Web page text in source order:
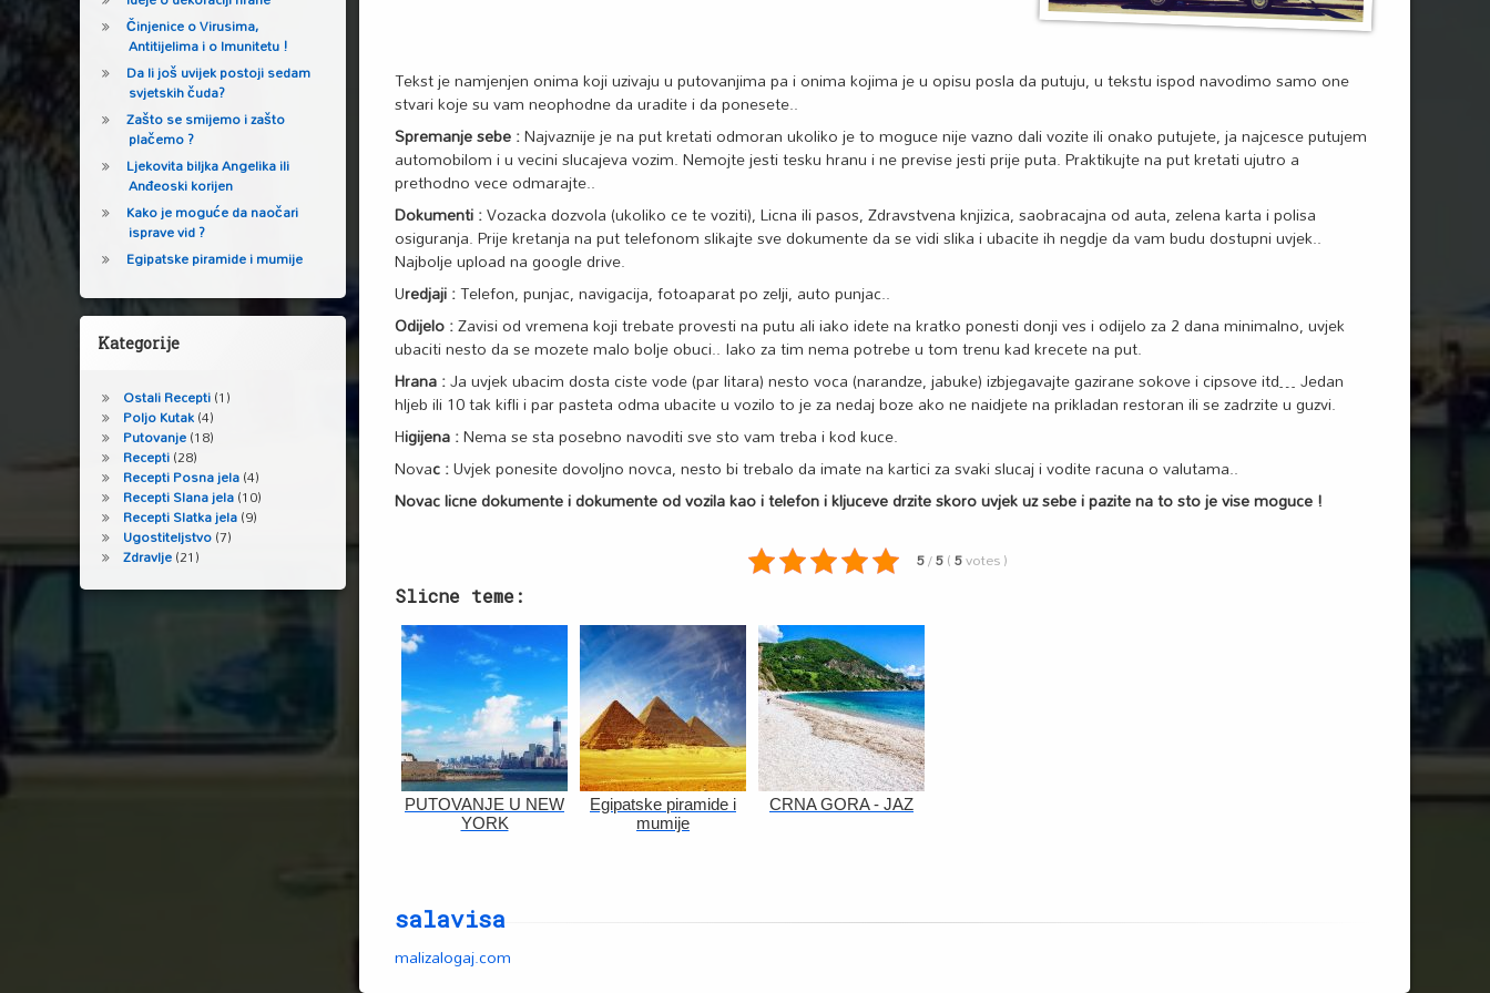
Tekst je namjenjen onima koji uzivaju u putovanjima pa i onima kojima je u opisu posla da putuju, u tekstu ispod navodimo samo one
stvari koje su vam neophodne da uradite i da ponesete..
Spremanje sebe :Najvaznije je na put kretati odmoran ukoliko je to moguce nije vazno dali vozite ili onako putujete, ja najcesce putujem
automobilom i u vecini slucajeva vozim. Nemojte jesti tesku hranu i ne previse jesti prije puta. Praktikujte na put kretati ujutro a
prethodno vece odmarajte..
Dokumenti :Vozacka dozvola (ukoliko ce te voziti), Licna ili pasos, Zdravstvena knjizica, saobracajna od auta, zelena karta i polisa
osiguranja. Prije kretanja na put telefonom slikajte sve dokumente da se vidi slika i ubacite ih negdje da vam budu dostupni uvjek..
Najbolje upload na google drive.
Uredjaji :Telefon, punjac, navigacija, fotoaparat po zelji, auto punjac..
Odijelo :Zavisi od vremena koji trebate provesti na putu ali iako idete na kratko ponesti donji ves i odijelo za 2 dana minimalno, uvjek
ubaciti nesto da se mozete malo bolje obuci.. Iako za tim nema potrebe u tom trenu kad krecete na put.
Hrana :Ja uvjek ubacim dosta ciste vode (par litara) nesto voca (narandze, jabuke) izbjegavajte gazirane sokove i cipsove itd… Jedan
hljeb ili 10 tak kifli i par pasteta odma ubacite u vozilo to je za nedaj boze ako ne naidjete na prikladan restoran ili se zadrzite u guzvi.
Higijena :Nema se sta posebno navoditi sve sto vam treba i kod kuce.
Novac :Uvjek ponesite dovoljno novca, nesto bi trebalo da imate na kartici za svaki slucaj i vodite racuna o valutama..
Novac licne dokumente i dokumente od vozila kao i telefon i kljuceve drzite skoro uvjek uz sebe i pazite na to sto je vise moguce !
5/5(5votes)
Slicne teme:
PUTOVANJE U NEW
YORK
Egipatske piramide i
mumije
CRNA GORA - JAZ
salavisa
malizalogaj.com
Činjenice o Virusima,
Antitijelima i o Imunitetu !
Da li još uvijek postoji sedam
svjetskih čuda?
Zašto se smijemo i zašto
plačemo ?
Ljekovita biljka Angelika ili
Anđeoski korijen
Kako je moguće da naočari
isprave vid ?
Egipatske piramide i mumije
Kategorije
Ostali Recepti(1)
Poljo Kutak(4)
Putovanje(18)
Recepti(28)
Recepti Posna jela(4)
Recepti Slana jela(10)
Recepti Slatka jela(9)
Ugostiteljstvo(7)
Zdravlje(21)